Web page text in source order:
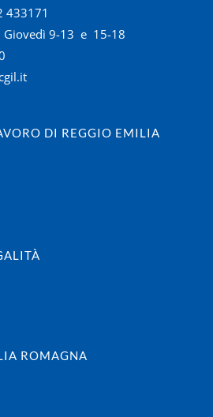
433171
Giovedì 9-13 e 15-18
DI REGGIO EMILIA
ROMAGNA